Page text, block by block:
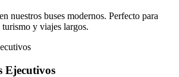
nuestros buses modernos. Perfecto para
turismo y viajes largos.
Ejecutivos